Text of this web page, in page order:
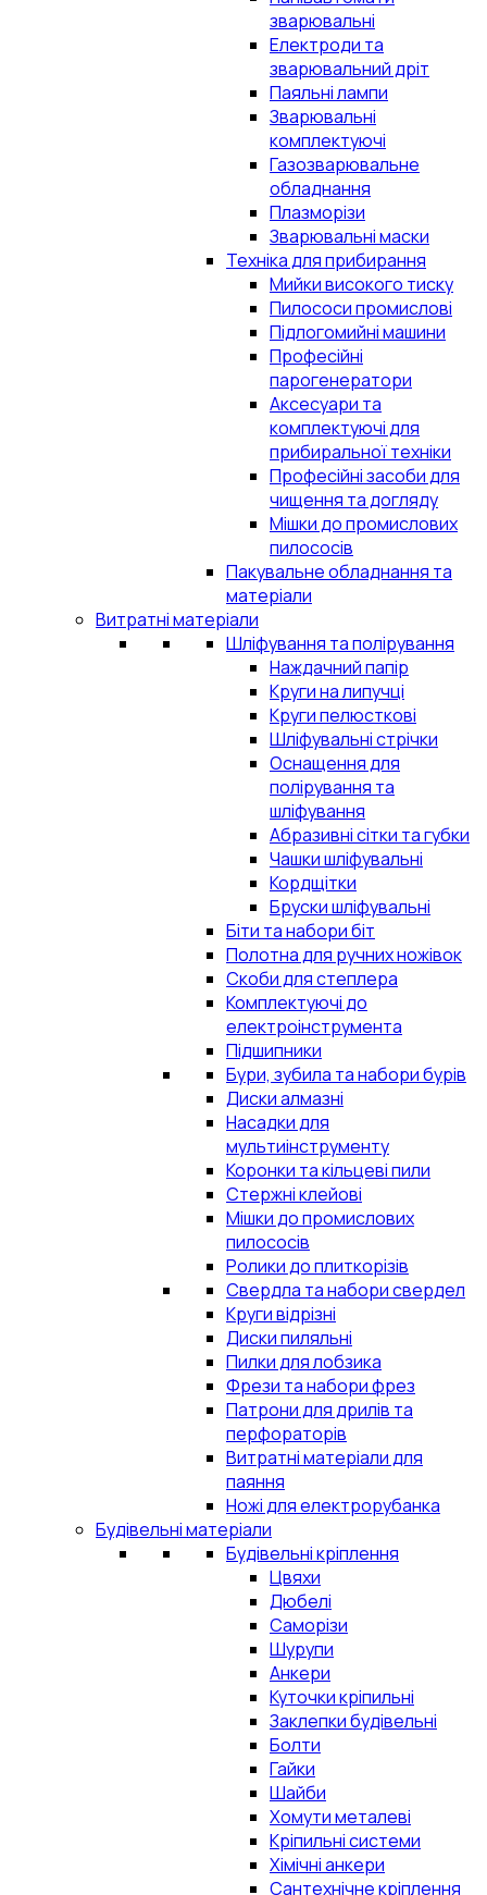
зварювальні
Електроди та
зварювальний дріт
Паяльні лампи
Зварювальні
комплектуючі
Газозварювальне
обладнання
Плазморізи
Зварювальні маски
Техніка для прибирання
Мийки високого тиску
Пилососи промислові
Підлогомийні машини
Професійні
парогенератори
Аксесуари та
комплектуючі для
прибиральної техніки
Професійні засоби для
чищення та догляду
Мішки до промислових
пилососів
Пакувальне обладнання та
матеріали
Витратні матеріали
Шліфування та полірування
Наждачний папір
Круги на липучці
Круги пелюсткові
Шліфувальні стрічки
Оснащення для
полірування та
шліфування
Абразивні сітки та губки
Чашки шліфувальні
Кордщітки
Бруски шліфувальні
Біти та набори біт
Полотна для ручних ножівок
Скоби для степлера
Комплектуючі до
електроінструмента
Підшипники
Бури, зубила та набори бурів
Диски алмазні
Насадки для
мультиінструменту
Коронки та кільцеві пили
Стержні клейові
Мішки до промислових
пилососів
Ролики до плиткорізів
Свердла та набори свердел
Круги відрізні
Диски пиляльні
Пилки для лобзика
Фрези та набори фрез
Патрони для дрилів та
перфораторів
Витратні матеріали для
паяння
Ножі для електрорубанка
Будівельні матеріали
Будівельні кріплення
Цвяхи
Дюбелі
Саморізи
Шурупи
Анкери
Куточки кріпильні
Заклепки будівельні
Болти
Гайки
Шайби
Хомути металеві
Кріпильні системи
Хімічні анкери
Сантехнічне кріплення